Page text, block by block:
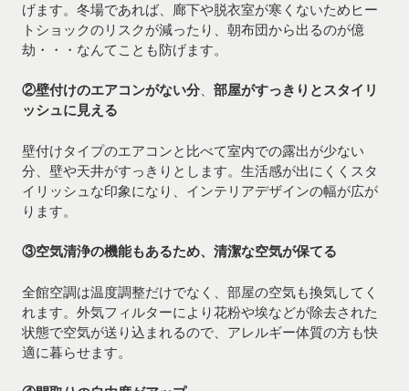
げます。冬場であれば、廊下や脱衣室が寒くないためヒー
トショックのリスクが減ったり、朝布団から出るのが億
劫・・・なんてことも防げます。
②壁付けのエアコンがない分、 部屋がすっきりとスタイリ
ッシュに見える
壁付けタイプのエアコンと比べて室内での露出が少ない
分、壁や天井がすっきりとします。生活感が出にくくスタ
イリッシュな印象になり、インテリアデザインの幅が広が
ります。
③空気清浄の機能もあるため、清潔な空気が保てる
全館空調は温度調整だけでなく、部屋の空気も換気してく
れます。外気フィルターにより花粉や埃などが除去された
状態で空気が送り込まれるので、アレルギー体質の方も快
適に暮らせます。